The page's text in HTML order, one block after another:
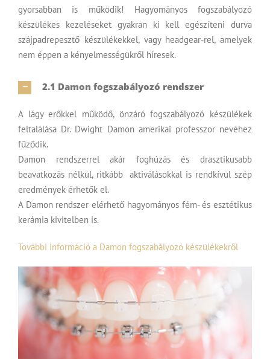
gyorsabban is működik! Hagyományos fogszabályozó
készülékes kezeléseket gyakran ki kell egészíteni durva
szájpadrepesztő készülékekkel, vagy headgear-rel, amelyek
nem éppen a kényelmességükről híresek.
2.1 Damon fogszabályozó rendszer
A lágy erőkkel működő, önzáró fogszabályozó készülékek
feltalálása Dr. Dwight Damon amerikai professzor nevéhez
fűződik.
Damon rendszerrel akár foghúzás és drasztikusabb
beavatkozás nélkül, ritkább aktiválásokkal is rendkívül szép
eredmények érhetők el.
A Damon rendszer elérhető hagyományos fém- és esztétikus
kerámia kivitelben is.
További információ a Damon fogszabályozó készülékekről